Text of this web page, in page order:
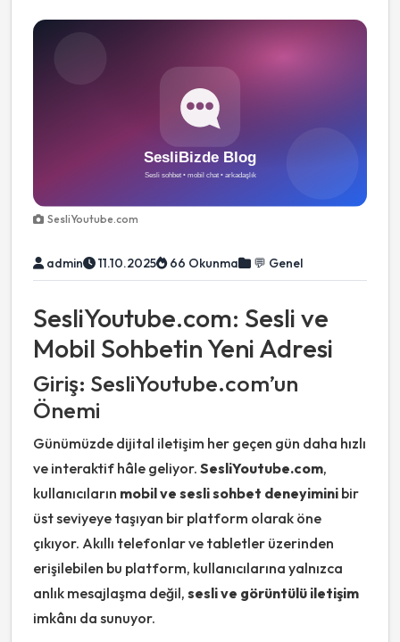
SesliYoutube.com
admin 11.10.2025 66 Okunma 💬 Genel
SesliYoutube.com: Sesli ve
Mobil Sohbetin Yeni Adresi
Giriş: SesliYoutube.com’un
Önemi
Günümüzde dijital iletişim her geçen gün daha hızlı
ve interaktif hâle geliyor. SesliYoutube.com,
kullanıcıların mobil ve sesli sohbet deneyimini bir
üst seviyeye taşıyan bir platform olarak öne
çıkıyor. Akıllı telefonlar ve tabletler üzerinden
erişilebilen bu platform, kullanıcılarına yalnızca
anlık mesajlaşma değil, sesli ve görüntülü iletişim
imkânı da sunuyor.